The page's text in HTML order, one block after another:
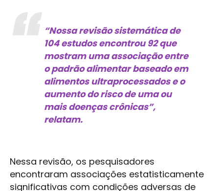
“Nossa revisão sistemática de
104 estudos encontrou 92 que
mostram uma associação entre
o padrão alimentar baseado em
alimentos ultraprocessados e o
aumento do risco de uma ou
mais doenças crônicas”,
relatam.
Nessa revisão, os pesquisadores
encontraram associações estatisticamente
significativas com condições adversas de